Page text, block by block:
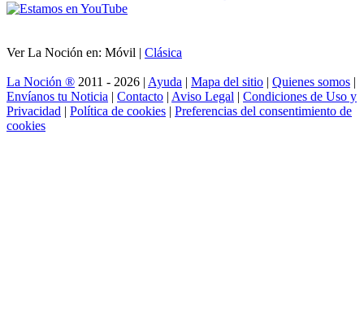
Ver La Noción en: Móvil | Clásica
La Noción ® 2011 - 2026 | Ayuda | Mapa del sitio | Quienes somos |
Envíanos tu Noticia | Contacto | Aviso Legal | Condiciones de Uso y
Privacidad | Política de cookies | Preferencias del consentimiento de
cookies